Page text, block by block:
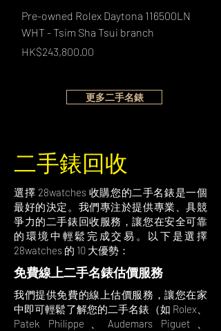
Pre-owned Rolex Daytona 116500LN
WHT - Tsim Sha Tsui branch
價格
HK$243,800.00
-
更多二手名錶
二手錶回收
選擇 28watches 收購您的二手名錶是一個
最好的決定。我們專注於提供專業、具競
爭力的二手錶回收服務，讓您在安全可靠
的環境中輕鬆完成交易。以下是選擇
28watches 的 10 大優勢：
免費線上二手名錶估價服務
我們提供免費的線上估價服務，讓您在家
中即可輕鬆了解您的二手名錶（如 Rolex、
Patek Philippe、Audemars Piguet、